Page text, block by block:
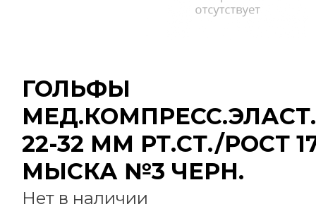
ГОЛЬФЫ
22-32 ММ РТ.СТ./РОСТ
МЫСКА №3 ЧЕРН.
Нет в наличии